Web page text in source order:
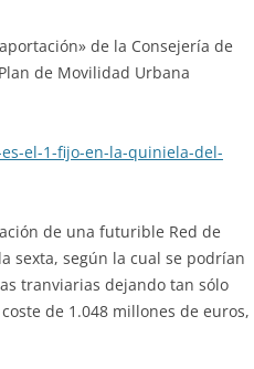
de la Consejería de
de Movilidad Urbana
el-1-fijo-en-la-quiniela-del-
de una futurible Red de
sexta, según la cual se podrían
tranviarias dejando tan sólo
de 1.048 millones de euros,